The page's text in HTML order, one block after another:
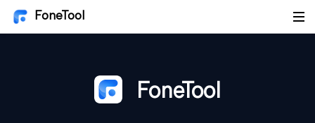
FoneTool
FoneTool